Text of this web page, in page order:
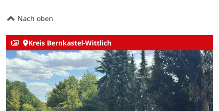
Nach oben
Kreis Bernkastel-Wittlich